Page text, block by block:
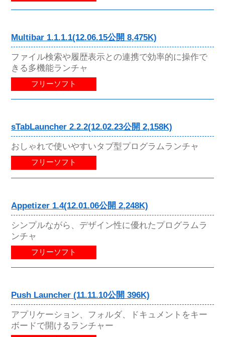
Multibar 1.1.1.1(12.06.15公開 8,475K)
ファイル検索や履歴表示との連携で効率的に操作で
きる多機能ランチャ
フリーソフト
sTabLauncher 2.2.2(12.02.23公開 2,158K)
おしゃれで使いやすいタブ型プログラムランチャ
フリーソフト
Appetizer 1.4(12.01.06公開 2,248K)
シンプルながら、デザイン性に優れたプログラムラ
ンチャ
フリーソフト
Push Launcher (11.11.10公開 396K)
アプリケーション、フォルダ、ドキュメントをキー
ボードで開けるランチャー